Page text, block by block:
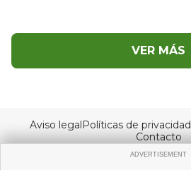
VER MÁS
Aviso legalPolíticas de privacidad
Contacto